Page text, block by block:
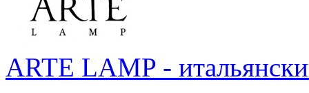
ARTE LAMP -